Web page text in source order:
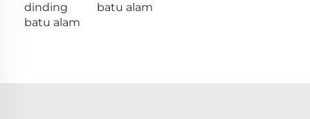
dinding
batu alam
batu alam